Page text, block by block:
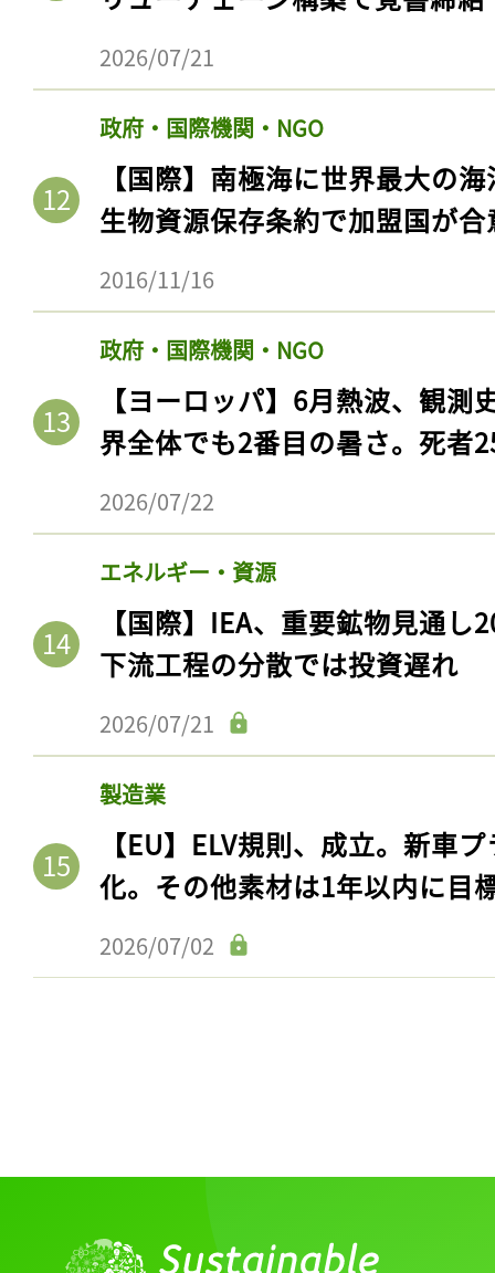
2026/07/21
政府・国際機関・NGO
【国際】南極海に世界最大の
生物資源保存条約で加盟国が合
2016/11/16
政府・国際機関・NGO
【ヨーロッパ】6月熱波、観
界全体でも2番目の暑さ。死者
2026/07/22
エネルギー・資源
【国際】IEA、重要鉱物見通
下流工程の分散では投資遅れ
2026/07/21
製造業
【EU】ELV規則、成立。新車
化。その他素材は1年以内に目
2026/07/02